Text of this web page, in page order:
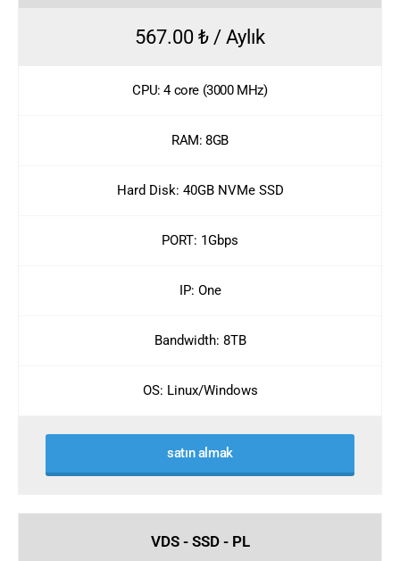
567.00 ₺ / Aylık
CPU: 4 core (3000 MHz)
RAM: 8GB
Hard Disk: 40GB NVMe SSD
PORT: 1Gbps
IP: One
Bandwidth: 8TB
OS: Linux/Windows
satın almak
VDS - SSD - PL